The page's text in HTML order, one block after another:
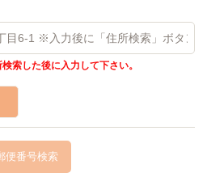
索した後に入力して下さい。